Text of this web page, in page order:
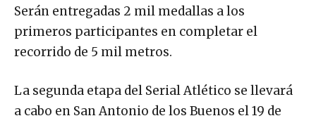
Serán entregadas 2 mil medallas a los
primeros participantes en completar el
recorrido de 5 mil metros.
La segunda etapa del Serial Atlético se llevará
a cabo en San Antonio de los Buenos el 19 de